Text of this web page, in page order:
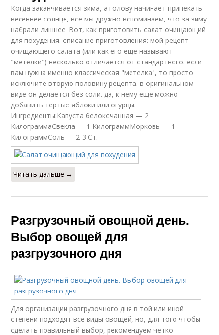
Когда заканчивается зима, а голову начинает припекать
весеннее солнце, все мы дружно вспоминаем, что за зиму
набрали лишнее. Вот, как приготовить салат очищающий
для похудения. описание приготовления: мой рецепт
очищающего салата (или как его еще называют -
"метелки") несколько отличается от стандартного. если
вам нужна именно классическая "метелка", то просто
исключите вторую половину рецепта. в оригинальном
виде он делается без соли. да, к нему еще можно
добавить тертые яблоки или огурцы.
Ингредиенты:Капуста белокочанная — 2
КилограммаСвекла — 1 КилограммМорковь — 1
КилограммСоль — 2-3 Ст.
Читать дальше →
Разгрузочный овощной день.
Выбор овощей для
разгрузочного дня
Для организации разгрузочного дня в той или иной
степени подходят все виды овощей, но, для того чтобы
сделать правильный выбор, рекомендуем четко